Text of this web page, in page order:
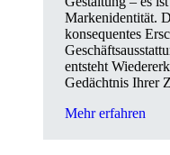
Markenidentität.
konsequentes
entsteht
Gedächtnis Ihrer
Mehr erfahren